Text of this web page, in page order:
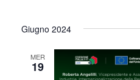
Giugno 2024
MER
19